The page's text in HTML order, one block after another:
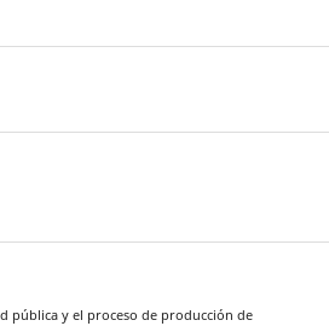
pública y el proceso de producción de